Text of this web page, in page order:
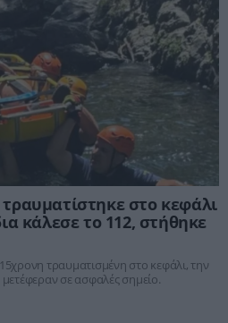
στο κεφάλι
κάλεσε το 112, στήθηκε
τραυματισμένη στο κεφάλι, την
σε ασφαλές σημείο.